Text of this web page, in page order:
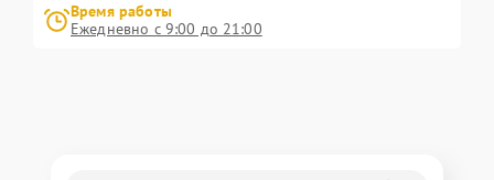
Время работы
Ежедневно с 9:00 до 21:00